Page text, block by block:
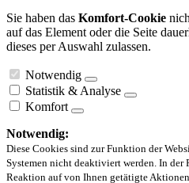
Sie haben das Komfort-Cookie
auf das Element oder die Seite
dieses per Auswahl zulassen.
Notwendig
Statistik & Analyse
Komfort
Notwendig:
Diese Cookies sind zur Funktion der
Systemen nicht deaktiviert werden. In der
Reaktion auf von Ihnen getätigte